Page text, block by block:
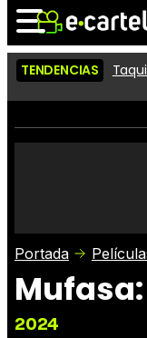
Noticias
Críticas
TENDENCIAS
Portada
Mufasa:
2024